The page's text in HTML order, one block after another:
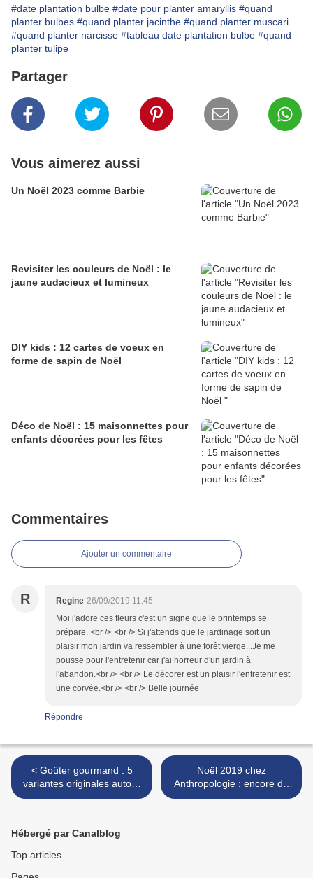
#date plantation bulbe #date pour planter amaryllis #quand
planter bulbes #quand planter jacinthe #quand planter muscari
#quand planter narcisse #tableau date plantation bulbe #quand
planter tulipe
Partager
Vous aimerez aussi
Un Noël 2023 comme Barbie
Revisiter les couleurs de Noël : le
jaune audacieux et lumineux
DIY kids : 12 cartes de voeux en
forme de sapin de Noël
Déco de Noël : 15 maisonnettes pour
enfants décorées pour les fêtes
Commentaires
Ajouter un commentaire
R Regine 26/09/2019 11:45
Moi j'adore ces fleurs c'est un signe que le printemps se
prépare. <br /> <br /> Si j'attends que le jardinage soit un
plaisir mon jardin va ressembler à une forêt vierge...Je me
pousse pour l'entretenir car j'ai horreur d'un jardin à
l'abandon.<br /> <br /> Le décorer est un plaisir l'entretenir est
une corvée.<br /> <br /> Belle journée
Répondre
< Goûter gourmand : 5
variantes originales autour
du cinnamon roll
Noël 2019 chez
Anthropologie : encore de
jolies perles en vue ! >
Hébergé par Canalblog
Top articles